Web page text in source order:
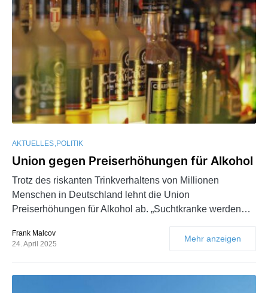
AKTUELLES POLITIK
Union gegen Preiserhöhungen für Alkohol
Trotz des riskanten Trinkverhaltens von Millionen
Menschen in Deutschland lehnt die Union
Preiserhöhungen für Alkohol ab. „Suchtkranke werden…
Frank Malcov
24. April 2025
Mehr anzeigen